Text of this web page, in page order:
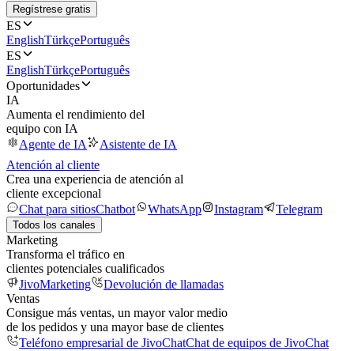
Regístrese gratis
ES
EnglishTürkçePortuguês
ES
EnglishTürkçePortuguês
Oportunidades
IA
Aumenta el rendimiento del
equipo con IA
Agente de IA
Asistente de IA
Atención al cliente
Crea una experiencia de atención al
cliente excepcional
Chat para sitiosChatbot WhatsApp Instagram Telegram
Todos los canales
Marketing
Transforma el tráfico en
clientes potenciales cualificados
JivoMarketing
Devolución de llamadas
Ventas
Consigue más ventas, un mayor valor medio
de los pedidos y una mayor base de clientes
Teléfono empresarial de JivoChatChat de equipos de JivoChat